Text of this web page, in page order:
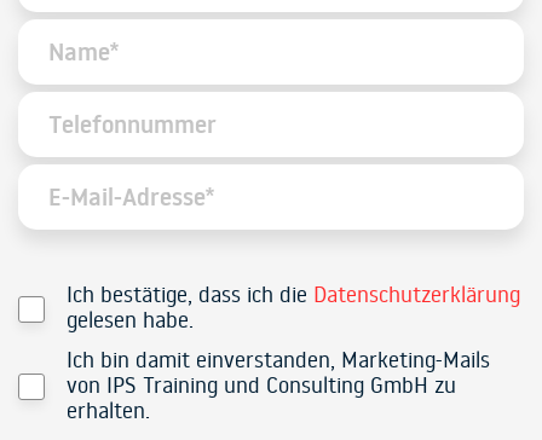
Ich bestätige, dass ich die Datenschutzerklärung
gelesen habe.
Ich bin damit einverstanden, Marketing-Mails
von IPS Training und Consulting GmbH zu
erhalten.